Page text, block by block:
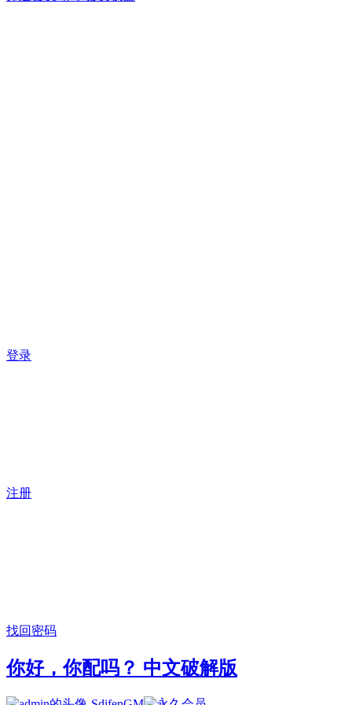
登录
注册
找回密码
你好，你配吗？ 中文破解版